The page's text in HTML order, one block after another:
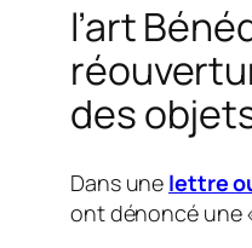
l’art
des
Dans une lettre
ont dénoncé une